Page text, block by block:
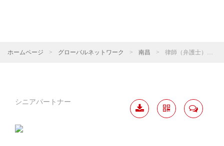
ホームページ > グローバルネットワーク > 南昌 > 律師（弁護士）等の紹介
シニアパートナー